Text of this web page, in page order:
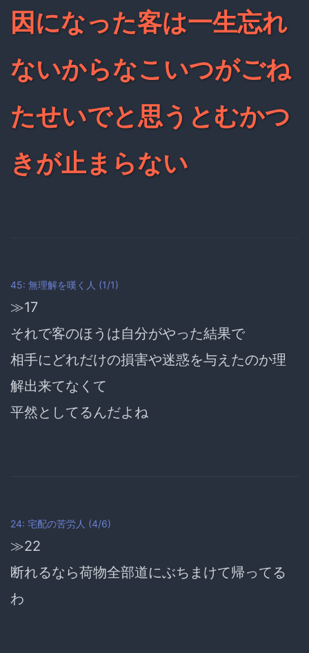
因になった客は一生忘れ
ないからなこいつがごね
たせいでと思うとむかつ
きが止まらない
45: 無理解を嘆く人 (1/1)
≫17
それで客のほうは自分がやった結果で
相手にどれだけの損害や迷惑を与えたのか理
解出来てなくて
平然としてるんだよね
24: 宅配の苦労人 (4/6)
≫22
断れるなら荷物全部道にぶちまけて帰ってる
わ